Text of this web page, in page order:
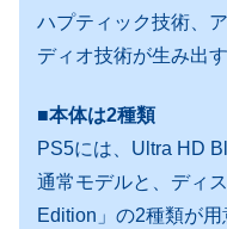
ハプティック技術、
ディオ技術が生み出
■本体は2種類
PS5には、Ultra HD
通常モデルと、ディ
Edition」の2種類が用